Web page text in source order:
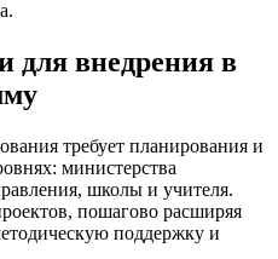
для внедрения в
требует планирования и
министерства
школы и учителя.
пошагово расширяя
поддержку и